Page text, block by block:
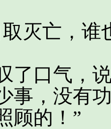
亡，谁
口气，说
事，没有
顾的！”